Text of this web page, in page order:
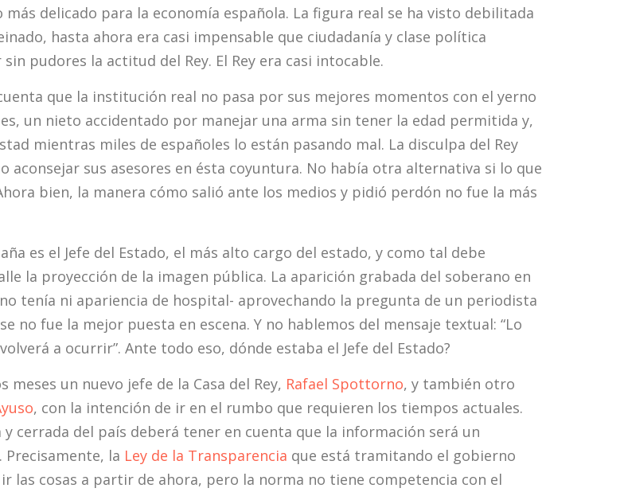
delicado para la economía española. La figura real se ha visto debilitada
hasta ahora era casi impensable que ciudadanía y clase política
pudores la actitud del Rey. El Rey era casi intocable.
que la institución real no pasa por sus mejores momentos con el yerno
un nieto accidentado por manejar una arma sin tener la edad permitida y,
mientras miles de españoles lo están pasando mal. La disculpa del Rey
aconsejar sus asesores en ésta coyuntura. No había otra alternativa si lo que
bien, la manera cómo salió ante los medios y pidió perdón no fue la más
es el Jefe del Estado, el más alto cargo del estado, y como tal debe
la proyección de la imagen pública. La aparición grabada del soberano en
tenía ni apariencia de hospital- aprovechando la pregunta de un periodista
no fue la mejor puesta en escena. Y no hablemos del mensaje textual: “Lo
a ocurrir”. Ante todo eso, dónde estaba el Jefe del Estado?
un nuevo jefe de la Casa del Rey, Rafael Spottorno, y también otro
, con la intención de ir en el rumbo que requieren los tiempos actuales.
cerrada del país deberá tener en cuenta que la información será un
la Ley de la Transparencia que está tramitando el gobierno
las cosas a partir de ahora, pero la norma no tiene competencia con el